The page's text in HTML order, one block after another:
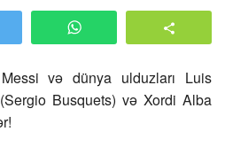
və dünya ulduzları Luis
Busquets) və Xordi Alba